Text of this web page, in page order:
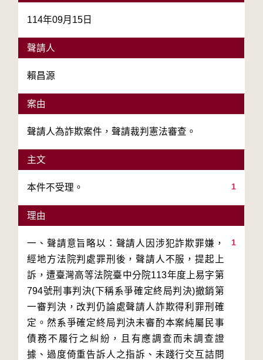
114年09月15日
聲請人
賴昌源
案由
聲請人為詐欺案件，聲請裁判憲法審查。
主文
1
本件不受理。
理由
1
一、聲請意旨略以：聲請人因涉犯詐欺罪嫌，
經地方法院判處罪刑後，聲請人不服，提起上
訴，遭臺灣高等法院臺中分院113年度上易字第
794號刑事判決(下稱系爭確定終局判決)撤銷第
一審判決，改判仍論處聲請人詐欺得利罪刑確
定。然系爭確定終局判決未審酌本案純屬民事
債務不履行之糾紛，且有應調查而未調查證
據、過度倚重告訴人之指訴、未踐行交互詰問